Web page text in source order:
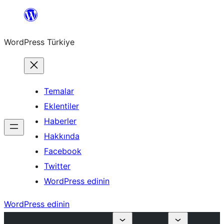
İçeriğe
WordPress Türkiye
Temalar
Eklentiler
Haberler
Hakkında
Facebook
Twitter
WordPress edinin
WordPress edinin